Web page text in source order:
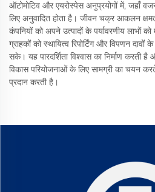
ऑटोमोटिव और एयरोस्पेस अनुप्रयोगों में, जहाँ
लिए अनुवादित होता है। जीवन चक्र आकलन
कंपनियों को अपने उत्पादों के पर्यावरणीय लाभों
ग्राहकों को स्थायित्व रिपोर्टिंग और विपणन
सके। यह पारदर्शिता विश्वास का निर्माण करती
विकास परियोजनाओं के लिए सामग्री का चयन
प्रदान करती है।